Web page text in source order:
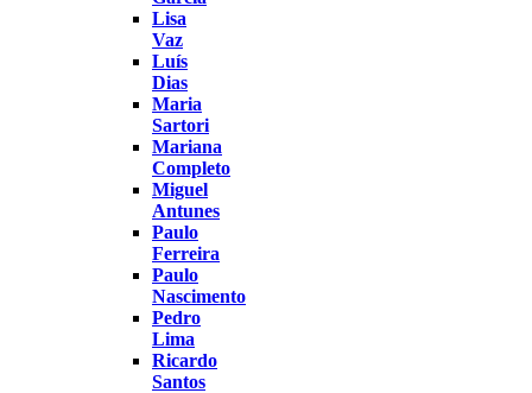
Lisa
Vaz
Luís
Dias
Maria
Sartori
Mariana
Completo
Miguel
Antunes
Paulo
Ferreira
Paulo
Nascimento
Pedro
Lima
Ricardo
Santos